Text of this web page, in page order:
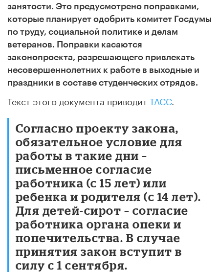
занятости. Это предусмотрено поправками,
которые планирует одобрить комитет Госдумы
по труду, социальной политике и делам
ветеранов. Поправки касаются
законопроекта, разрешающего привлекать
несовершеннолетних к работе в выходные и
праздники в составе студенческих отрядов.
Текст этого документа приводитТАСС.
Согласно проекту закона,
обязательное условие для
работы в такие дни –
письменное согласие
работника (с 15 лет) или
ребенка и родителя (с 14 лет).
Для детей-сирот – согласие
работника органа опеки и
попечительства. В случае
принятия закон вступит в
силу с 1 сентября.